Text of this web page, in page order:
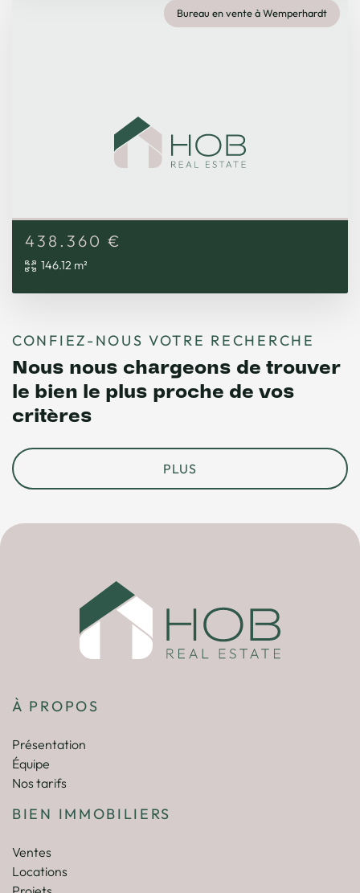
Bureau en vente à Wemperhardt
438.360 €
146.12 m²
CONFIEZ-NOUS VOTRE RECHERCHE
Nous nous chargeons de trouver
le bien le plus proche de vos
critères
PLUS
À PROPOS
Présentation
Équipe
Nos tarifs
BIEN IMMOBILIERS
Ventes
Locations